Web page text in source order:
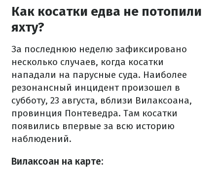
Как косатки едва не потопили
яхту?
За последнюю неделю зафиксировано
несколько случаев, когда косатки
нападали на парусные суда. Наиболее
резонансный инцидент произошел в
субботу, 23 августа, вблизи Вилаксоана,
провинция Понтеведра. Там косатки
появились впервые за всю историю
наблюдений.
Вилаксоан на карте: